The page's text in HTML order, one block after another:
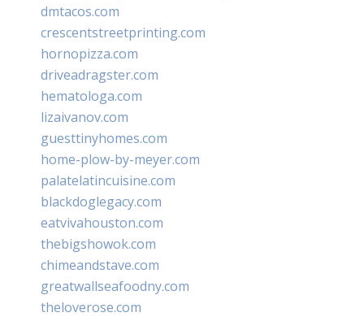
dmtacos.com
crescentstreetprinting.com
hornopizza.com
driveadragster.com
hematologa.com
lizaivanov.com
guesttinyhomes.com
home-plow-by-meyer.com
palatelatincuisine.com
blackdoglegacy.com
eatvivahouston.com
thebigshowok.com
chimeandstave.com
greatwallseafoodny.com
theloverose.com